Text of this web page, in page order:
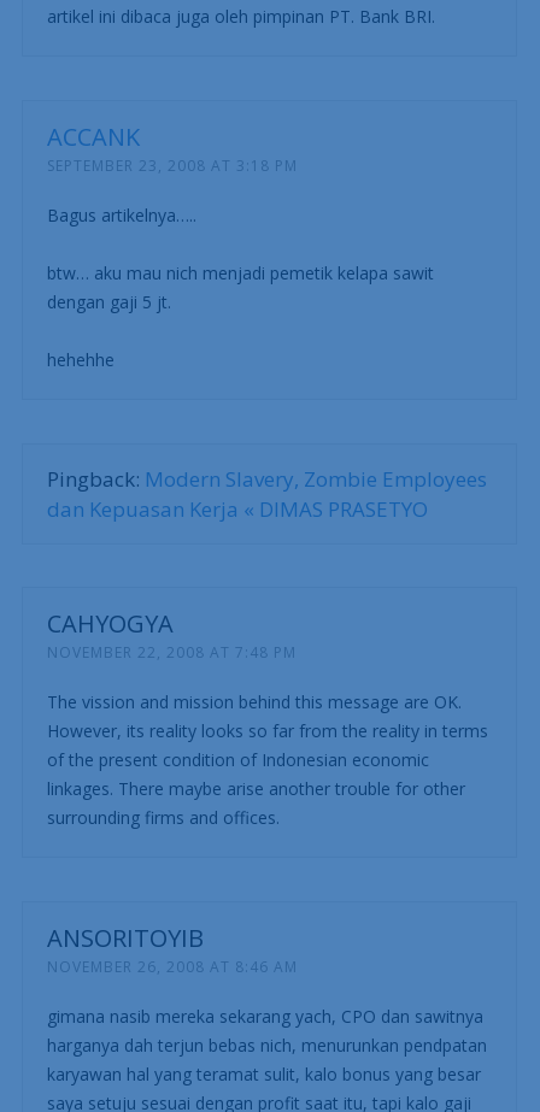
artikel ini dibaca juga oleh pimpinan PT. Bank BRI.
ACCANK
SEPTEMBER 23, 2008 AT 3:18 PM
Bagus artikelnya…..
btw… aku mau nich menjadi pemetik kelapa sawit
dengan gaji 5 jt.
hehehhe
Pingback: Modern Slavery, Zombie Employees
dan Kepuasan Kerja « DIMAS PRASETYO
CAHYOGYA
NOVEMBER 22, 2008 AT 7:48 PM
The vission and mission behind this message are OK.
However, its reality looks so far from the reality in terms
of the present condition of Indonesian economic
linkages. There maybe arise another trouble for other
surrounding firms and offices.
ANSORITOYIB
NOVEMBER 26, 2008 AT 8:46 AM
gimana nasib mereka sekarang yach, CPO dan sawitnya
harganya dah terjun bebas nich, menurunkan pendpatan
karyawan hal yang teramat sulit, kalo bonus yang besar
saya setuju sesuai dengan profit saat itu, tapi kalo gaji